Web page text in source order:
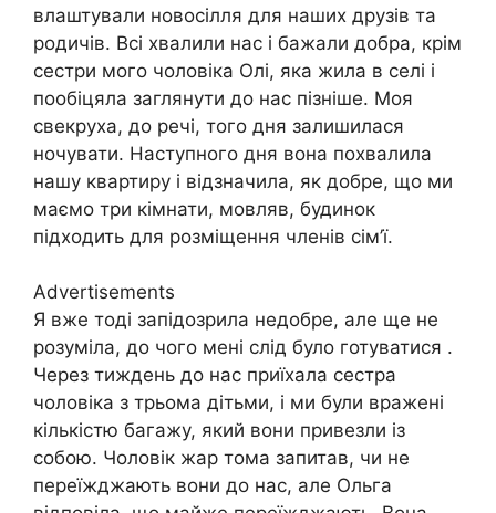
влаштували новосілля для наших друзів та
родичів. Всі хвалили нас і бажали добра, крім
сестри мого чоловіка Олі, яка жила в селі і
пообіцяла заглянути до нас пізніше. Моя
свекруха, до речі, того дня залишилася
ночувати. Наступного дня вона похвалила
нашу квартиру і відзначила, як добре, що ми
маємо три кімнати, мовляв, будинок
підходить для розміщення членів сім’ї.
Advertisements
Я вже тоді запідозрила недобре, але ще не
розуміла, до чого мені слід було готуватися .
Через тиждень до нас приїхала сестра
чоловіка з трьома дітьми, і ми були вражені
кількістю багажу, який вони привезли із
собою. Чоловік жар тома запитав, чи не
переїжджають вони до нас, але Ольга